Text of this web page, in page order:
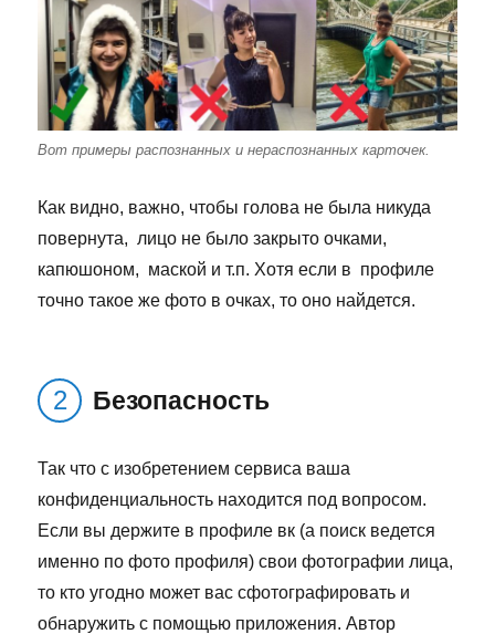
Вот примеры распознанных и нераспознанных карточек.
Как видно, важно, чтобы голова не была никуда
повернута, лицо не было закрыто очками,
капюшоном, маской и т.п. Хотя если в профиле
точно такое же фото в очках, то оно найдется.
Безопасность
Так что с изобретением сервиса ваша
конфиденциальность находится под вопросом.
Если вы держите в профиле вк (а поиск ведется
именно по фото профиля) свои фотографии лица,
то кто угодно может вас сфотографировать и
обнаружить с помощью приложения. Автор